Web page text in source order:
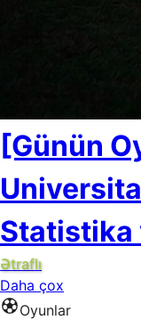
[Günün
Statistika
Ətraflı
Daha çox
Oyunlar